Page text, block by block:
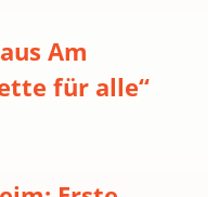
Am
für alle“